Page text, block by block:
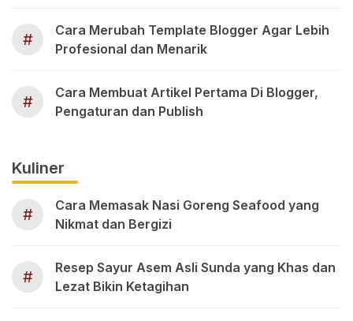
#
Cara Merubah Template Blogger Agar Lebih
Profesional dan Menarik
#
Cara Membuat Artikel Pertama Di Blogger,
Pengaturan dan Publish
Kuliner
#
Cara Memasak Nasi Goreng Seafood yang
Nikmat dan Bergizi
#
Resep Sayur Asem Asli Sunda yang Khas dan
Lezat Bikin Ketagihan